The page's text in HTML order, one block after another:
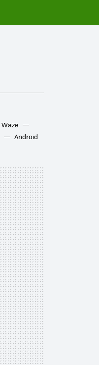
Waze
Android